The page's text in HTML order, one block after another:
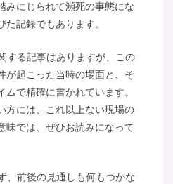
みにじられて瀕死の事態にな
た記録でもあります。
する記事はありますが、この
が起こった当時の場面と、そ
で精確に書かれています。
方には、これ以上ない現場の
味では、ぜひお読みになって
、前後の見通しも何もつかな